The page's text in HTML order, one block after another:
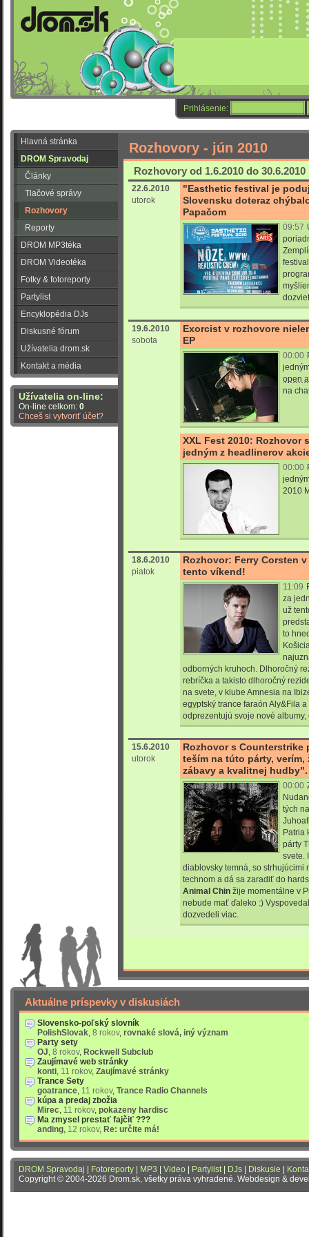
Prihlásenie:
Hlavná stránka
DROM Spravodaj
Články
Tlačové správy
Rozhovory
Reporty
DROM MP3téka
DROM Videotéka
Fotky & fotoreporty
Partylist
Encyklopédia DJs
Diskusné fórum
Užívatelia drom.sk
Kontakt a média
Užívatelia on-line:
On-line celkom: 0
Chceš si vytvoriť účet?
Rozhovory - jún 2010
Rozhovory od 1.6.2010 do 30.6.2010
22.6.2010
utorok
"Easthetic festival je
Slovensku doteraz
Papačom
09:57
19.6.2010
sobota
Exorcist v rozhovore
EP
00:00
open
na
XXL Fest 2010: Rozhovor
jedným z headlinerov
00:00
2010
18.6.2010
piatok
Rozhovor: Ferry Corsten
tento víkend!
11:09
za
už
to
odborných kruhoch. Dlhoročný
rebríčka a takisto dlhoročný
na svete, v klube Amnesia na
egyptský trance faraón Aly&Fila
odprezentujú svoje nové
15.6.2010
utorok
Rozhovor s Counterstrike
teším na túto párty, verím,
zábavy a kvalitnej hudby".
00:00
tých
Patria
párty
svete.
diablovsky temná, so strhujúcimi
technom a dá sa zaradiť do
Animal Chin žije momentálne v
nebude mať ďaleko :)
dozvedeli viac.
Aktuálne príspevky v diskusiách
Slovensko-poľský slovník
PolishSlovak, 8 rokov, rovnaké slová, iný význam
Party sety
OJ, 8 rokov, Rockwell Subclub
Zaujímavé web stránky
konti, 11 rokov, Zaujímavé stránky
Trance Sety
goatrance, 11 rokov, Trance Radio Channels
kúpa a predaj zbožia
Mirec, 11 rokov, pokazeny hardisc
Ma zmysel prestať fajčiť ???
anding, 12 rokov, Re: určite má!
DROM Spravodaj Fotoreporty MP3 Video Partylist| DJs Diskusie
Copyright © 2004-2026 Drom.sk, všetky práva vyhradené. Webdesign &